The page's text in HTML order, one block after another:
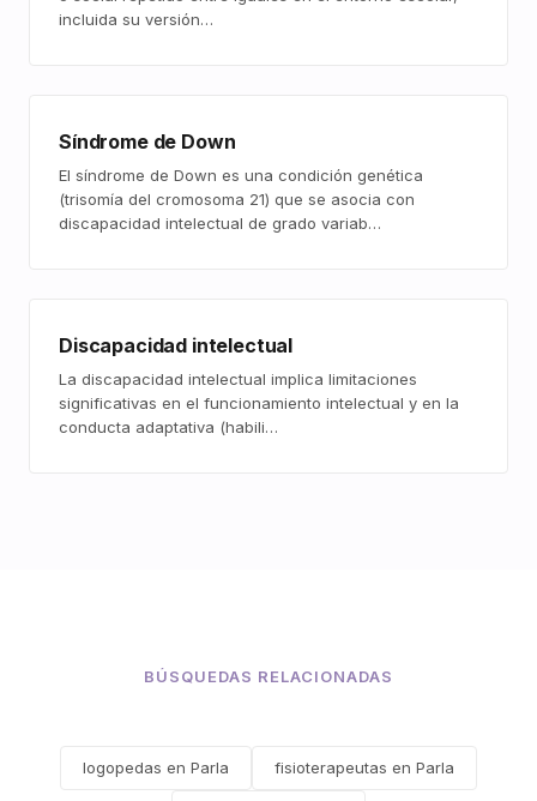
incluida su versión…
Síndrome de Down
El síndrome de Down es una condición genética
(trisomía del cromosoma 21) que se asocia con
discapacidad intelectual de grado variab…
Discapacidad intelectual
La discapacidad intelectual implica limitaciones
significativas en el funcionamiento intelectual y en la
conducta adaptativa (habili…
BÚSQUEDAS RELACIONADAS
logopedas en Parla fisioterapeutas en Parla